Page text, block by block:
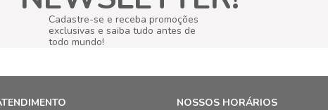
Cadastre-se e receba promoções
exclusivas e saiba tudo antes de
todo mundo!
NOSSOS HORÁRIOS